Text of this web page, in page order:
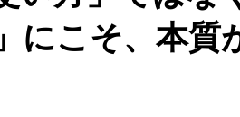
にこそ、本質